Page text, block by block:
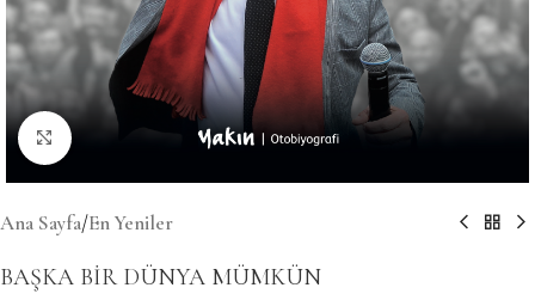
Büyütmek için tıklayın
Ana Sayfa/En Yeniler
BAŞKA BİR DÜNYA MÜMKÜN